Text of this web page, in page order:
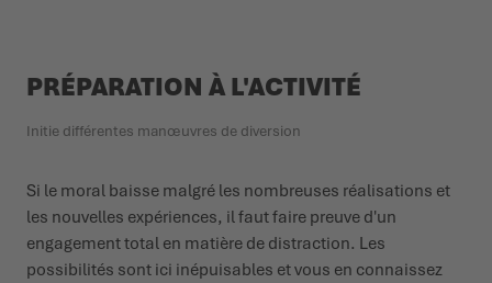
PRÉPARATION À L'ACTIVITÉ
Initie différentes manœuvres de diversion
Si le moral baisse malgré les nombreuses réalisations et
les nouvelles expériences, il faut faire preuve d'un
engagement total en matière de distraction. Les
possibilités sont ici inépuisables et vous en connaissez